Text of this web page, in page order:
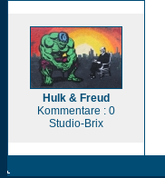
Hulk & Freud
Kommentare : 0
Studio-Brix